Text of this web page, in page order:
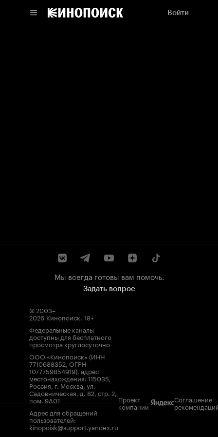
Войти
Мы всегда готовы вам помочь.
Задать вопрос
© 2003–
2026 Кинопоиск. 18+
Федеральные каналы
доступны для бесплатного
просмотра круглосуточно
ООО «Кинопоиск» (ИНН
7710688352, ОГРН
1077759854919), адрес
местонахождения: 115035,
Россия, г. Москва, ул.
Садовническая, д. 82, стр. 2,
пом. 9А01
Адрес для обращений
пользователей:
kinopoisk@support.yandex.ru
Проект
компании
Соглашение